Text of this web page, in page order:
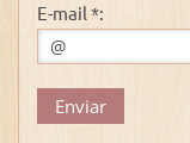
E-mail *: